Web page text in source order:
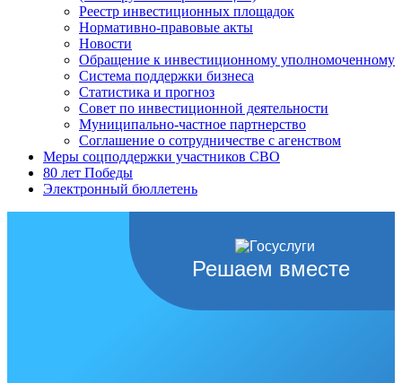
Реестр инвестиционных площадок
Нормативно-правовые акты
Новости
Обращение к инвестиционному уполномоченному
Система поддержки бизнеса
Статистика и прогноз
Совет по инвестиционной деятельности
Муниципально-частное партнерство
Соглашение о сотрудничестве с агенством
Меры соцподдержки участников СВО
80 лет Победы
Электронный бюллетень
Решаем вместе